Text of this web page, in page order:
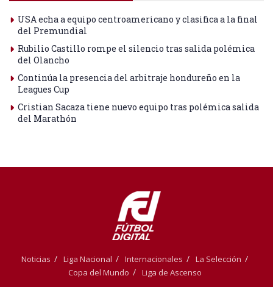
USA echa a equipo centroamericano y clasifica a la final
del Premundial
Rubilio Castillo rompe el silencio tras salida polémica
del Olancho
Continúa la presencia del arbitraje hondureño en la
Leagues Cup
Cristian Sacaza tiene nuevo equipo tras polémica salida
del Marathón
Noticias Liga Nacional Internacionales
La Selección
Copa del Mundo
Liga de Ascenso